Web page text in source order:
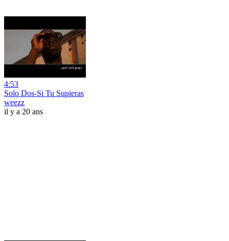
4:53
Solo Dos-Si Tu Supieras
weezz
il y a 20 ans